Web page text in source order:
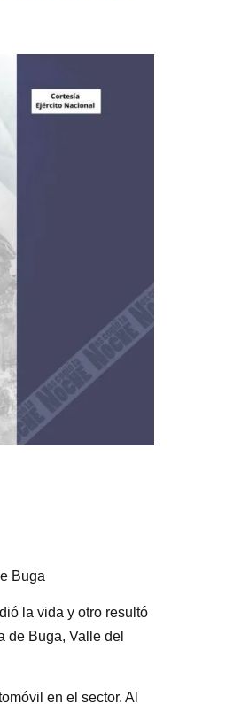
Buga
la vida y otro resultó
de Buga, Valle del
en el sector. Al